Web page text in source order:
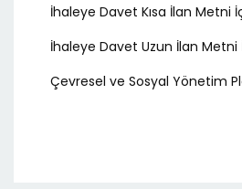
İhaleye Davet Kısa İlan Metni
İhaleye Davet Uzun İlan Metni
Çevresel ve Sosyal Yönetim